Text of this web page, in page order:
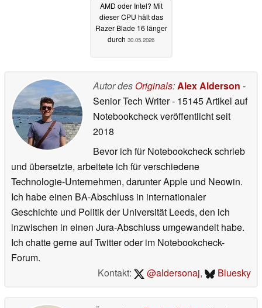
AMD oder Intel? Mit
dieser CPU hält das
Razer Blade 16 länger
durch 30.05.2026
Autor des Originals:Alex Alderson -
Senior Tech Writer- 15145 Artikel auf
Notebookcheck veröffentlichtseit
2018
Bevor ich für Notebookcheck schrieb
und übersetzte, arbeitete ich für verschiedene
Technologie-Unternehmen, darunter Apple und Neowin.
Ich habe einen BA-Abschluss in internationaler
Geschichte und Politik der Universität Leeds, den ich
inzwischen in einen Jura-Abschluss umgewandelt habe.
Ich chatte gerne auf Twitter oder im Notebookcheck-
Forum.
Kontakt:
@aldersonaj, Bluesky